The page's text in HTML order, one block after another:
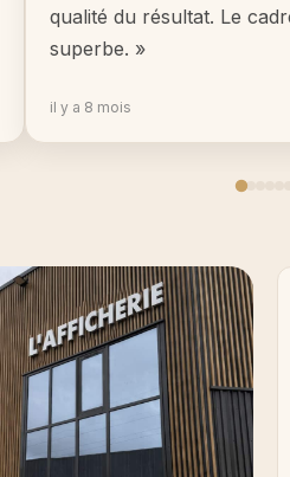
qualité du résultat. Le
superbe. »
il y a 8 mois